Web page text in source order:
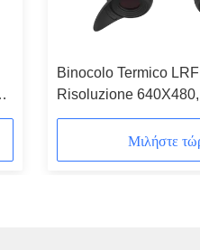
Binocolo Termico
Risoluzione
Rilevamento 2600m e
Impermeabilità IP66
sul Campo
Μιλήστε